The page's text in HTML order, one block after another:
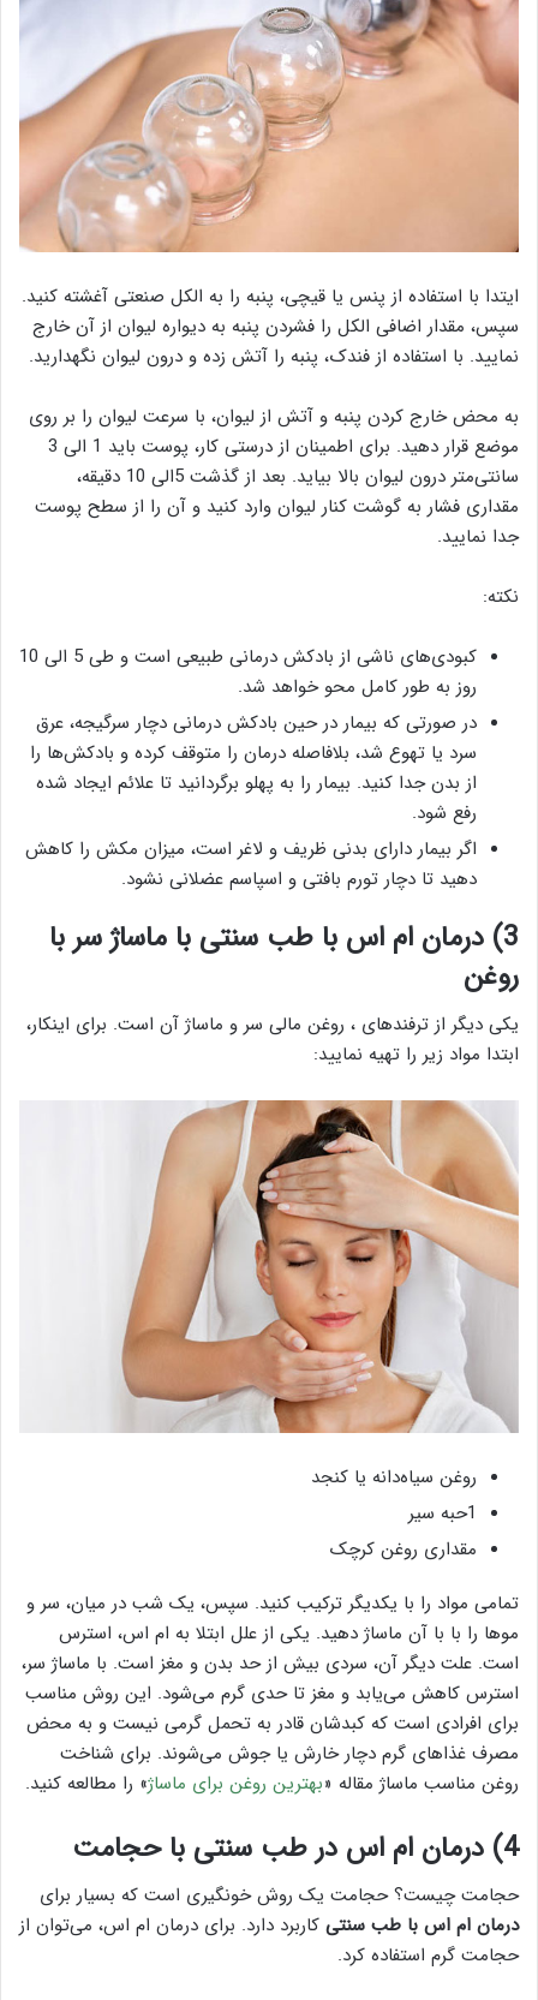
ایتدا با استفاده از پنس یا قیچی، پنبه را به الکل صنعتی آغشته کنید.
سپس، مقدار اضافی الکل را فشردن پنبه به دیواره لیوان از آن خارج
نمایید. با استفاده از فندک، پنبه را آتش زده و درون لیوان نگهدارید.
به محض خارج کردن پنبه و آتش از لیوان، با سرعت لیوان را بر روی
موضع قرار دهید. برای اطمینان از درستی کار، پوست باید 1 الی 3
سانتی‌متر درون لیوان بالا بیاید. بعد از گذشت 5الی 10 دقیقه،
مقداری فشار به گوشت کنار لیوان وارد کنید و آن را از سطح پوست
جدا نمایید.
نکته:
کبودی‌های ناشی از بادکش درمانی طبیعی است و طی 5 الی 10
روز به طور کامل محو خواهد شد.
در صورتی که بیمار در حین بادکش درمانی دچار سرگیجه، عرق
سرد یا تهوع شد، بلافاصله درمان را متوقف کرده و بادکش‌ها را
از بدن جدا کنید. بیمار را به پهلو برگردانید تا علائم ایجاد شده
رفع شود.
اگر بیمار دارای بدنی ظریف و لاغر است، میزان مکش را کاهش
دهید تا دچار تورم بافتی و اسپاسم عضلانی نشود.
3) درمان ام اس با طب سنتی با ماساژ سر با
روغن
یکی دیگر از ترفندهای ، روغن مالی سر و ماساژ آن است. برای اینکار،
ابتدا مواد زیر را تهیه نمایید:
روغن سیاه‌دانه یا کنجد
1حبه سیر
مقداری روغن کرچک
تمامی مواد را با یکدیگر ترکیب کنید. سپس، یک شب در میان، سر و
موها را با با آن ماساژ دهید. یکی از علل ابتلا به ام اس، استرس
است. علت دیگر آن، سردی بیش از حد بدن و مغز است. با ماساژ سر،
استرس کاهش می‌یابد و مغز تا حدی گرم می‌شود. این روش مناسب
برای افرادی است که کبدشان قادر به تحمل گرمی نیست و به محض
مصرف غذاهای گرم دچار خارش یا جوش می‌شوند. برای شناخت
روغن مناسب ماساژ مقاله «بهترین روغن برای ماساژ» را مطالعه کنید.
4) درمان ام اس در طب سنتی با حجامت
حجامت چیست؟ حجامت یک روش خونگیری است که بسیار برای
درمان ام اس با طب سنتی کاربرد دارد. برای درمان ام اس، می‌توان از
حجامت گرم استفاده کرد.